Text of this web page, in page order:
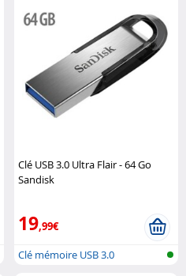
Clé USB 3.0 Ultra Flair - 64 Go
Sandisk
19,99€
Clé mémoire USB 3.0